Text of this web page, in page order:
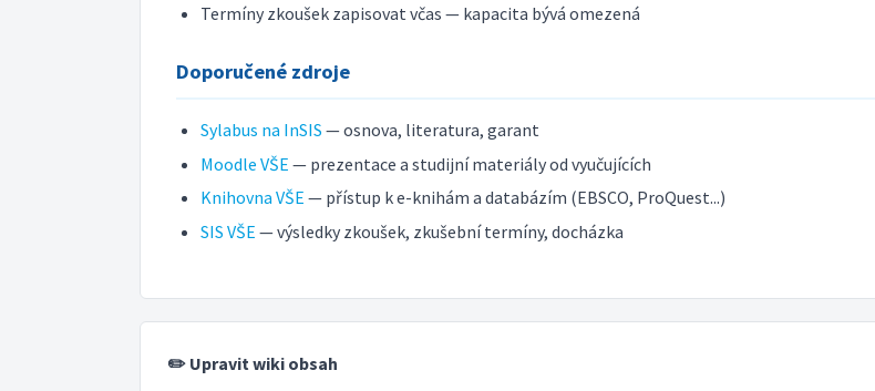
Termíny zkoušek zapisovat včas — kapacita bývá omezená
Doporučené zdroje
Sylabus na InSIS — osnova, literatura, garant
Moodle VŠE — prezentace a studijní materiály od vyučujících
Knihovna VŠE — přístup k e-knihám a databázím (EBSCO, ProQuest...)
SIS VŠE — výsledky zkoušek, zkušební termíny, docházka
✏️ Upravit wiki obsah